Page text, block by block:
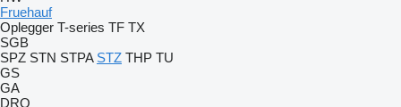
Fruehauf
Oplegger T-series TF TX
SGB
SPZ STN STPA STZ THP TU
GS
GA
DRO